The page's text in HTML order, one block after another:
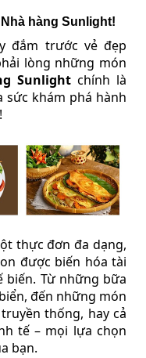
hàng Sunlight!
đắm trước vẻ đẹp
lòng những món
Sunlightchính là
khám phá hành
thực đơn đa dạng,
được biến hóa tài
biến. Từ những bữa
đến những món
thống, hay cả
tế – mọi lựa chọn
bạn.